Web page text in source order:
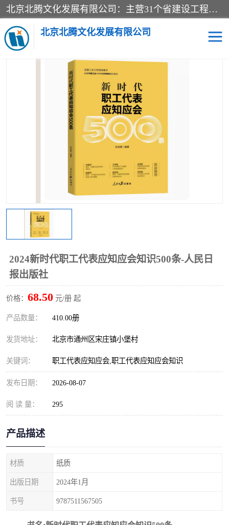
北京北腾文化发展有限公司：主营31个省建设工程预算书,工程预算软件,工程计价依据,工程造价定额,工程量清单计价定额,建设工程量消耗量定额,各行业工程预算定额,铁路定额,电力定额,矿山定额,*,黄金定额,钢铁企业检修定额,中石化安装检修定额,煤矿图书,医院书籍等.诚信的经营，在发展的同时公司不忘不断总结不断优化为客户的服务，和一如既往的热情赢得了新老客户的极高评价及青睐。
北京北腾文化发展有限公司
当前位置：首页>供应商机>标准图书> 2024新时代职工代表应知
应会知识500条-人民日报出版社
2024新时代职工代表应知应会知识500条-人民日
报出版社
价格： 68.50 元/册 起
产品数量： 410.00册
发货地址： 北京市通州区宋庄镇小堡村
关键词： 职工代表应知应会,职工代表应知应会知识
发布日期： 2026-08-07
阅 读 量： 295
产品描述
材质 纸质
出版日期 2024年1月
书号 9787511567505
预算定额
煤矿图书
铁路建设工程预算定额
电力行业工程预算定额 石油化工安装预算定额
新石油化工检修定额
石油建设安装工程预算定
山东省工程预算定额
电网技改,拆除,检修定额 炼油化工计价依据定额
信息通信建设工程预算定
额
火力发电机组检修定额
湖北建设工程消耗量定额
煤炭建设工程预算定额 钢铁检修工程预算定额
黄金矿山工程预算定额 冶金工业矿山建设工程预
冶金工业建设工程预算定
额
电子工程概预算定额 有色工程预算定额
内河航运工程概预算定额
疏浚工程预算定额